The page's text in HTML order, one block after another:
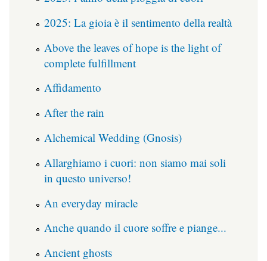
2025: La gioia è il sentimento della realtà
Above the leaves of hope is the light of
complete fulfillment
Affidamento
After the rain
Alchemical Wedding (Gnosis)
Allarghiamo i cuori: non siamo mai soli
in questo universo!
An everyday miracle
Anche quando il cuore soffre e piange...
Ancient ghosts